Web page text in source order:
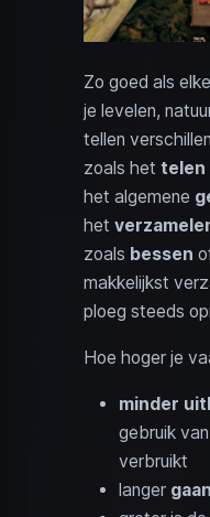
Zo goed als
je levelen,
tellen
zoals het telen
het algemene
het
zoals bessen
makkelijkst
ploeg steeds
Hoe hoger je
minder
gebruik
verbruikt
langer gaan